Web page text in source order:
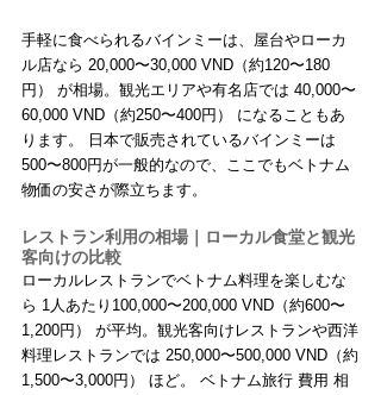
手軽に食べられるバインミーは、屋台やローカ
ル店なら 20,000〜30,000 VND（約120〜180
円） が相場。観光エリアや有名店では 40,000〜
60,000 VND（約250〜400円） になることもあ
ります。 日本で販売されているバインミーは
500〜800円が一般的なので、ここでもベトナム
物価の安さが際立ちます。
レストラン利用の相場｜ローカル食堂と観光
客向けの比較
ローカルレストランでベトナム料理を楽しむな
ら 1人あたり100,000〜200,000 VND（約600〜
1,200円） が平均。観光客向けレストランや西洋
料理レストランでは 250,000〜500,000 VND（約
1,500〜3,000円） ほど。 ベトナム旅行 費用 相